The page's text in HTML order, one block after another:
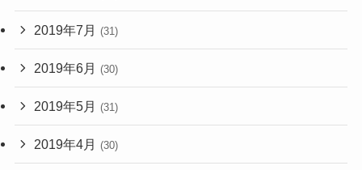
2019年7月 (31)
2019年6月 (30)
2019年5月 (31)
2019年4月 (30)